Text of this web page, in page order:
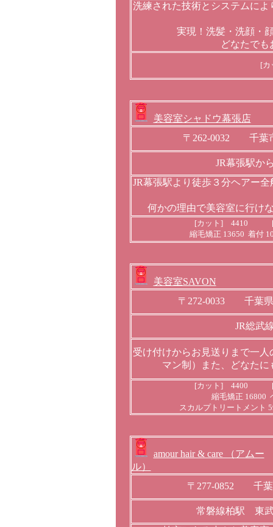
洗練された技術とシステムに
実現！洗髪・洗顔・
どなたでも
[
美容室シャドウ幕張店
〒262-0032 千葉
JR幕張駅か
JR幕張駅より徒歩３分ヘアー
何かの理由で美容室に行け
[カット] 4410 [
縮毛矯正 13650 着付
美容室SAVON
〒272-0033 千葉県
JR総武
受け付けからお見送りまで一
マン制）また、どなた
[カット] 4400 [
縮毛矯正 16800
スカルプトリートメント
amour hair & care （アムー
ル）
〒277-0852 千葉
常磐線柏駅 東